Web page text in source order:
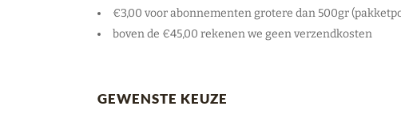
€3,00 voor abonnementen grotere dan 500gr
boven de €45,00 rekenen we geen verzendkosten
confirm
GEWENSTE KEUZE